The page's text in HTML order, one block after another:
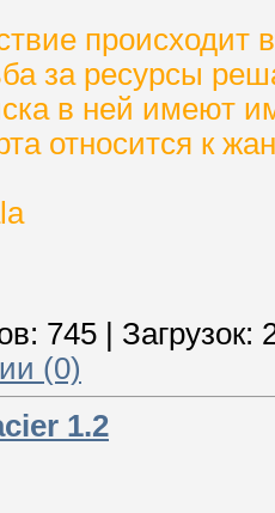
происходит
за ресурсы
в ней имеют
относится к
745 Загрузок:
(0)
1.2